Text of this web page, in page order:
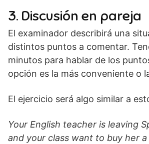
3. Discusión en pareja
El examinador describirá una
distintos puntos a comentar.
minutos para hablar de los
opción es la más conveniente o
El ejercicio será algo similar a
Your English teacher is leaving
and your class want to buy her